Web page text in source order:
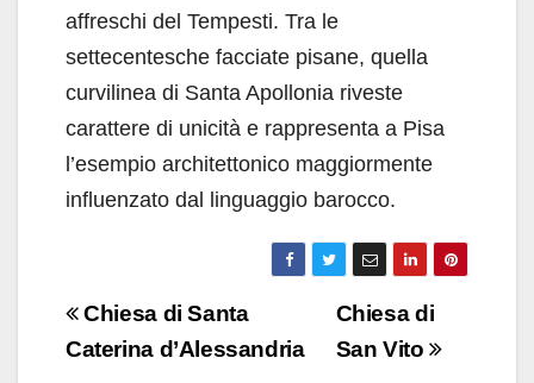
affreschi del Tempesti. Tra le
settecentesche facciate pisane, quella
curvilinea di Santa Apollonia riveste
carattere di unicità e rappresenta a Pisa
l’esempio architettonico maggiormente
influenzato dal linguaggio barocco.
Navigazione
articoli
Chiesa di
San Vito
Chiesa di Santa
Caterina d’Alessandria